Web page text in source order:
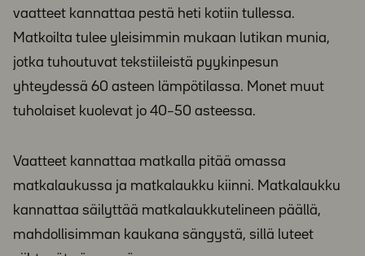
vaatteet kannattaa pestä heti kotiin tullessa.
Matkoilta tulee yleisimmin mukaan lutikan munia,
jotka tuhoutuvat tekstiileistä pyykinpesun
yhteydessä 60 asteen lämpötilassa. Monet muut
tuholaiset kuolevat jo 40–50 asteessa.
Vaatteet kannattaa matkalla pitää omassa
matkalaukussa ja matkalaukku kiinni. Matkalaukku
kannattaa säilyttää matkalaukkutelineen päällä,
mahdollisimman kaukana sängystä, sillä luteet